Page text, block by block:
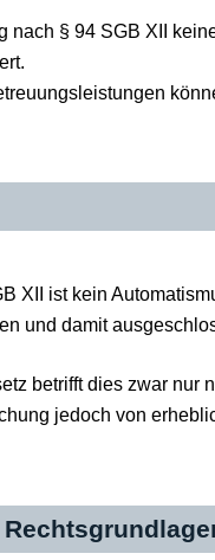
nach § 94 SGB XII
XII ist kein
und damit
betrifft dies zwar nur
jedoch von